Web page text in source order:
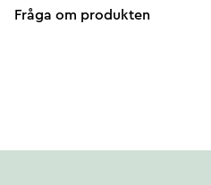
Fråga om produkten